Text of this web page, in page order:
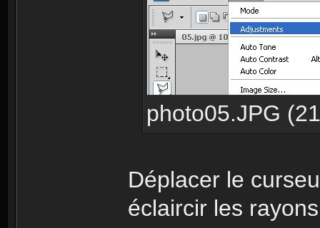
photo05.JPG
Déplacer le
éclaircir les